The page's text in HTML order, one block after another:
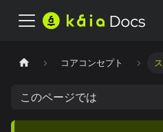
コアコンセプト
このページでは